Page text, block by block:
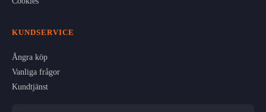
KUNDSERVICE
Ångra köp
Vanliga frågor
Kundtjänst